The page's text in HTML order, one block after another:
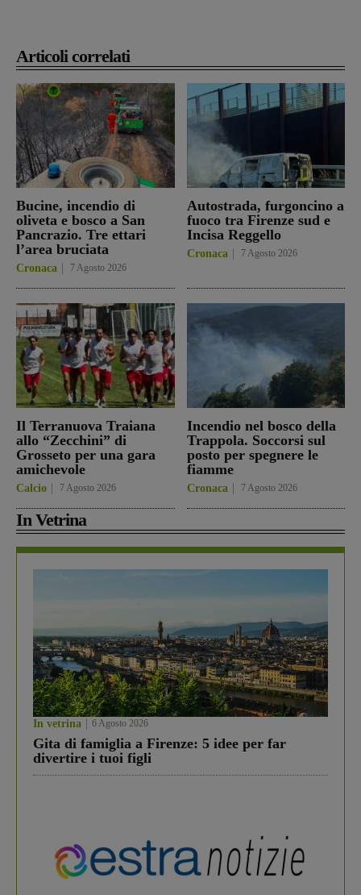
Articoli correlati
Bucine, incendio di
oliveta e bosco a San
Pancrazio. Tre ettari
l’area bruciata
Cronaca 7 Agosto 2026
Autostrada, furgoncino a
fuoco tra Firenze sud e
Incisa Reggello
Cronaca 7 Agosto 2026
Il Terranuova Traiana
allo “Zecchini” di
Grosseto per una gara
amichevole
Calcio 7 Agosto 2026
Incendio nel bosco della
Trappola. Soccorsi sul
posto per spegnere le
fiamme
Cronaca 7 Agosto 2026
In Vetrina
In vetrina 6 Agosto 2026
Gita di famiglia a Firenze: 5 idee per far
divertire i tuoi figli